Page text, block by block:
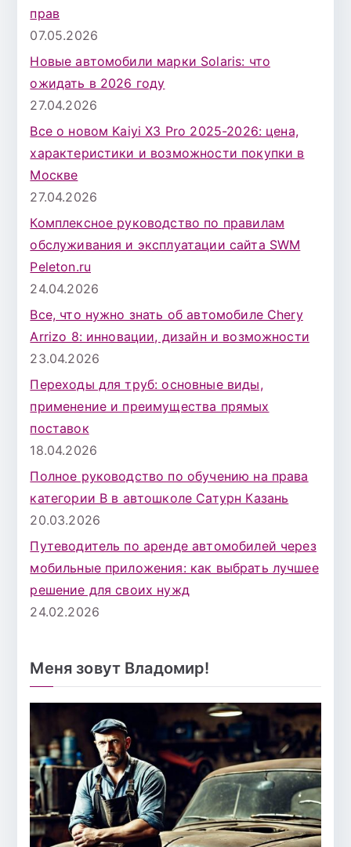
прав
07.05.2026
Новые автомобили марки Solaris: что
ожидать в 2026 году
27.04.2026
Все о новом Kaiyi X3 Pro 2025-2026: цена,
характеристики и возможности покупки в
Москве
27.04.2026
Комплексное руководство по правилам
обслуживания и эксплуатации сайта SWM
Peleton.ru
24.04.2026
Все, что нужно знать об автомобиле Chery
Arrizo 8: инновации, дизайн и возможности
23.04.2026
Переходы для труб: основные виды,
применение и преимущества прямых
поставок
18.04.2026
Полное руководство по обучению на права
категории B в автошколе Сатурн Казань
20.03.2026
Путеводитель по аренде автомобилей через
мобильные приложения: как выбрать лучшее
решение для своих нужд
24.02.2026
Меня зовут Владомир!